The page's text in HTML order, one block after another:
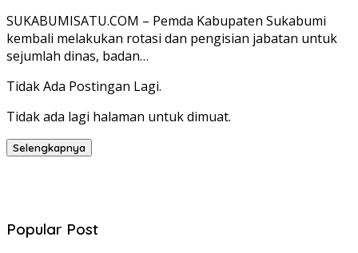
SUKABUMISATU.COM – Pemda Kabupaten Sukabumi
kembali melakukan rotasi dan pengisian jabatan untuk
sejumlah dinas, badan…
Tidak Ada Postingan Lagi.
Tidak ada lagi halaman untuk dimuat.
Selengkapnya
Popular Post